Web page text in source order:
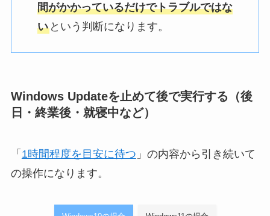
間がかかっているだけでトラブルではな
いという判断になります。
Windows Updateを止めて後で実行する（後
日・終業後・就寝中など）
「 1時間程度を目安に待つ 」の内容から引き続いて
の操作になります。